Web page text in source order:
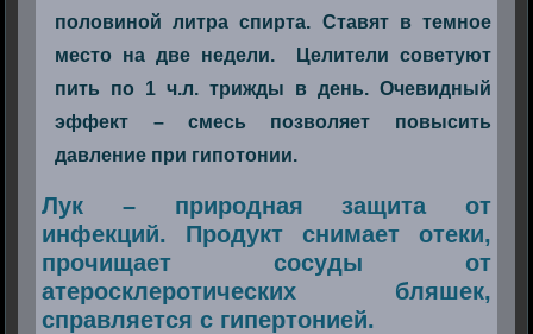
половиной литра спирта. Ставят в темное
место на две недели. Целители советуют
пить по 1 ч.л. трижды в день. Очевидный
эффект – смесь позволяет повысить
давление при гипотонии.
Лук – природная защита от
инфекций. Продукт снимает отеки,
прочищает сосуды от
атеросклеротических бляшек,
справляется с гипертонией.